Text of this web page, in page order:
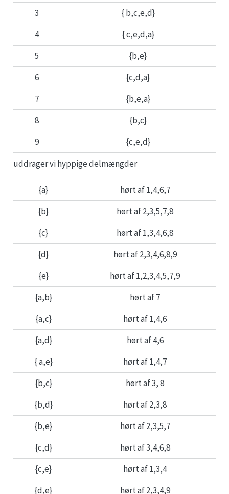
3
{ b,c,e,d}
4
{ c,e,d,a}
5
{b,e}
6
{c,d,a}
7
{b,e,a}
8
{b,c}
9
{c,e,d}
uddrager vi hyppige delmængder
{a}
hørt af 1,4,6,7
{b}
hørt af 2,3,5,7,8
{c}
hørt af 1,3,4,6,8
{d}
hørt af 2,3,4,6,8,9
{e}
hørt af 1,2,3,4,5,7,9
{a,b}
hørt af 7
{a,c}
hørt af 1,4,6
{a,d}
hørt af 4,6
{ a,e}
hørt af 1,4,7
{b,c}
hørt af 3, 8
{b,d}
hørt af 2,3,8
{b,e}
hørt af 2,3,5,7
{c,d}
hørt af 3,4,6,8
{c,e}
hørt af 1,3,4
{d,e}
hørt af 2,3,4,9